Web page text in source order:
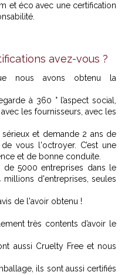
et éco avec une certification
avez-vous ?
nous avons obtenu la
à 360 ° l’aspect social,
les fournisseurs, avec les
et demande 2 ans de
vous l'octroyer. C’est une
et de bonne conduite.
de 5000 entreprises dans le
d'entreprises, seules
de l'avoir obtenu !
très contents d’avoir le
aussi Cruelty Free et nous
ils sont aussi certifiés